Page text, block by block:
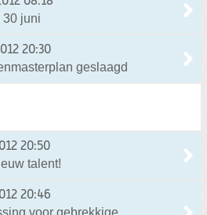
30 juni
20:30
geslaagd
20:50
talent!
20:46